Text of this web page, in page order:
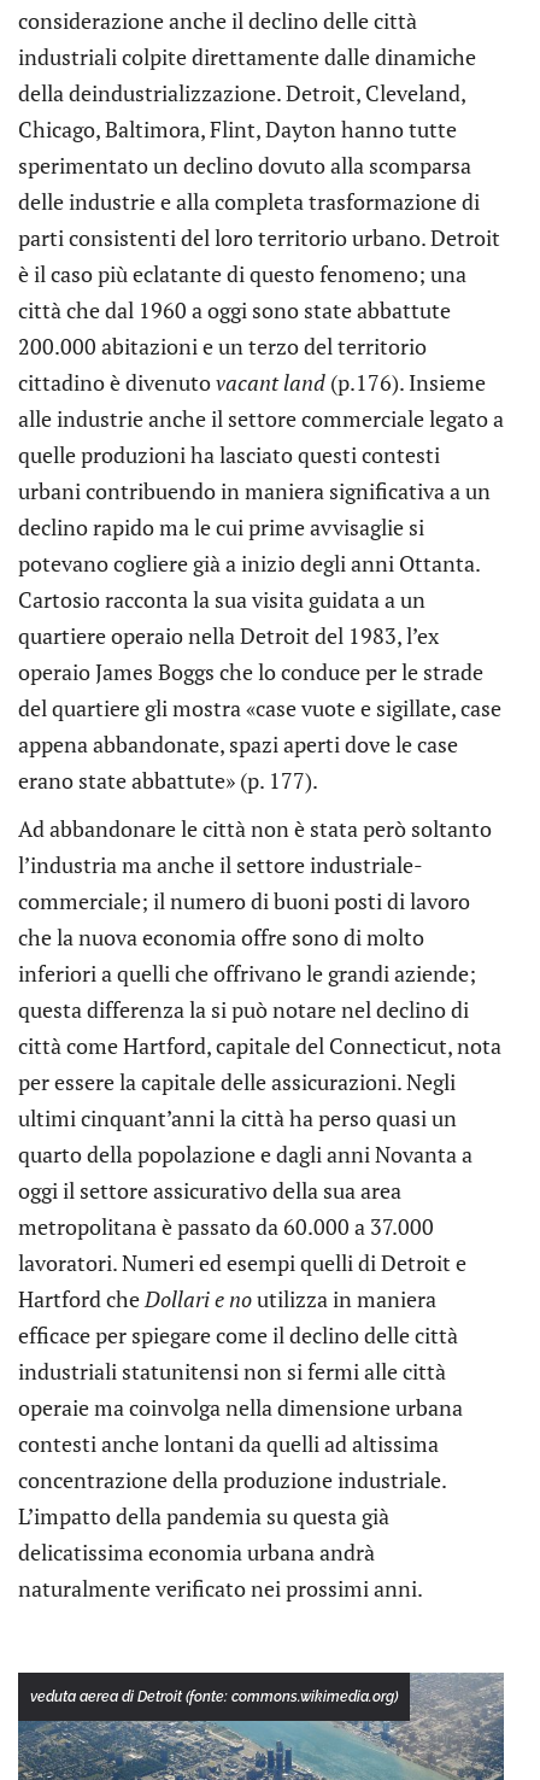
considerazione anche il declino delle città
industriali colpite direttamente dalle dinamiche
della deindustrializzazione. Detroit, Cleveland,
Chicago, Baltimora, Flint, Dayton hanno tutte
sperimentato un declino dovuto alla scomparsa
delle industrie e alla completa trasformazione di
parti consistenti del loro territorio urbano. Detroit
è il caso più eclatante di questo fenomeno; una
città che dal 1960 a oggi sono state abbattute
200.000 abitazioni e un terzo del territorio
cittadino è divenutovacant land (p.176). Insieme
alle industrie anche il settore commerciale legato a
quelle produzioni ha lasciato questi contesti
urbani contribuendo in maniera significativa a un
declino rapido ma le cui prime avvisaglie si
potevano cogliere già a inizio degli anni Ottanta.
Cartosio racconta la sua visita guidata a un
quartiere operaio nella Detroit del 1983, l’ex
operaio James Boggs che lo conduce per le strade
del quartiere gli mostra «case vuote e sigillate, case
appena abbandonate, spazi aperti dove le case
erano state abbattute» (p. 177).
Ad abbandonare le città non è stata però soltanto
l’industria ma anche il settore industriale-
commerciale; il numero di buoni posti di lavoro
che la nuova economia offre sono di molto
inferiori a quelli che offrivano le grandi aziende;
questa differenza la si può notare nel declino di
città come Hartford, capitale del Connecticut, nota
per essere la capitale delle assicurazioni. Negli
ultimi cinquant’anni la città ha perso quasi un
quarto della popolazione e dagli anni Novanta a
oggi il settore assicurativo della sua area
metropolitana è passato da 60.000 a 37.000
lavoratori. Numeri ed esempi quelli di Detroit e
Hartford cheDollari e noutilizza in maniera
efficace per spiegare come il declino delle città
industriali statunitensi non si fermi alle città
operaie ma coinvolga nella dimensione urbana
contesti anche lontani da quelli ad altissima
concentrazione della produzione industriale.
L’impatto della pandemia su questa già
delicatissima economia urbana andrà
naturalmente verificato nei prossimi anni.
veduta aerea di Detroit (fonte: commons.wikimedia.org)